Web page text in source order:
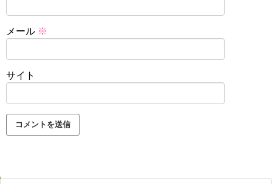
メール ※
サイト